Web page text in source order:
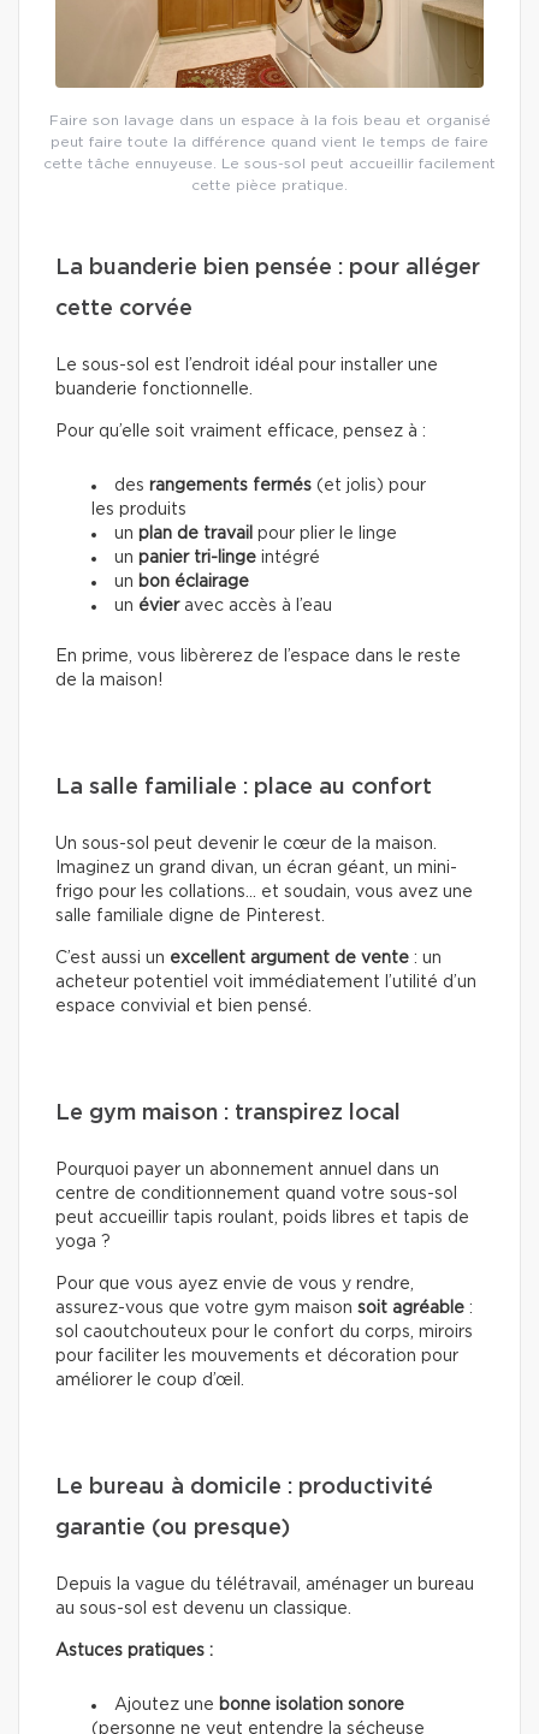
Faire son lavage dans un espace à la fois beau et organisé
peut faire toute la différence quand vient le temps de faire
cette tâche ennuyeuse. Le sous-sol peut accueillir facilement
cette pièce pratique.
La buanderie bien pensée : pour alléger
cette corvée
Le sous-sol est l’endroit idéal pour installer une
buanderie fonctionnelle.
Pour qu’elle soit vraiment efficace, pensez à :
des rangements fermés (et jolis) pour
les produits
un plan de travail pour plier le linge
un panier tri-linge intégré
un bon éclairage
un évieravec accès à l’eau
En prime, vous libèrerez de l’espace dans le reste
de la maison!
La salle familiale : place au confort
Un sous-sol peut devenir le cœur de la maison.
Imaginez un grand divan, un écran géant, un mini-
frigo pour les collations… et soudain, vous avez une
salle familiale digne de Pinterest.
C’est aussi un excellent argument de vente : un
acheteur potentiel voit immédiatement l’utilité d’un
espace convivial et bien pensé.
Le gym maison : transpirez local
Pourquoi payer un abonnement annuel dans un
centre de conditionnement quand votre sous-sol
peut accueillir tapis roulant, poids libres et tapis de
yoga ?
Pour que vous ayez envie de vous y rendre,
assurez-vous que votre gym maison soit agréable :
sol caoutchouteux pour le confort du corps, miroirs
pour faciliter les mouvements et décoration pour
améliorer le coup d’œil.
Le bureau à domicile : productivité
garantie (ou presque)
Depuis la vague du télétravail, aménager un bureau
au sous-sol est devenu un classique.
Astuces pratiques :
Ajoutez une bonne isolation sonore
(personne ne veut entendre la sécheuse